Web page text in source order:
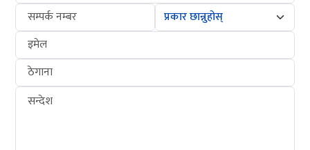
सम्पर्क नम्बर
इमेल
ठेगाना
सन्देश